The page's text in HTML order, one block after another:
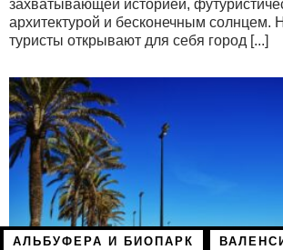
захватывающей историей,
архитектурой и бесконечным солнцем.
туристы открывают для себя город [...]
АЛЬБУФЕРА И БИОПАРК